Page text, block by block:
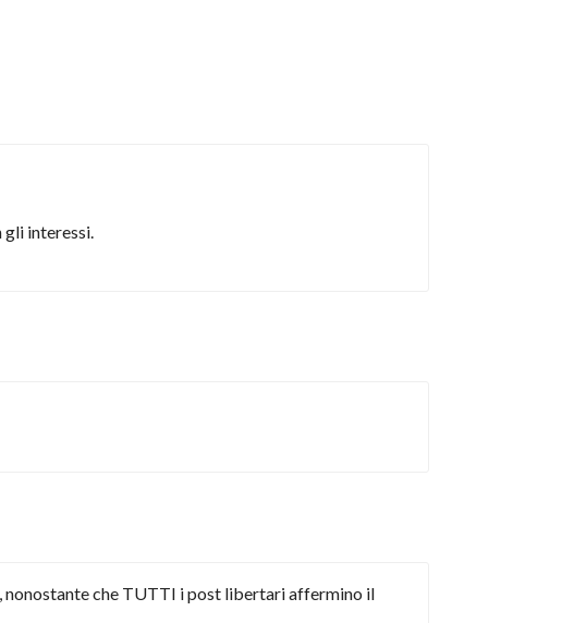
gli interessi.
nonostante che TUTTI i post libertari affermino il